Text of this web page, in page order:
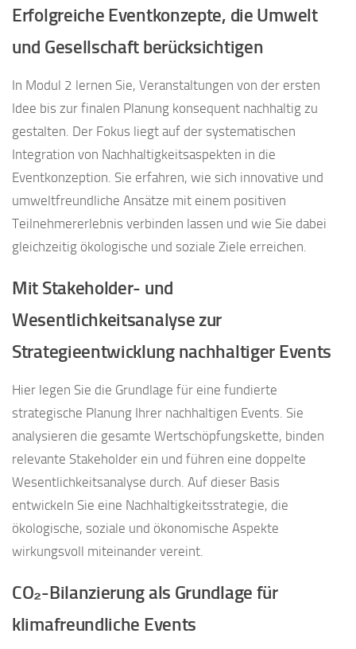
Erfolgreiche Eventkonzepte, die Umwelt
und Gesellschaft berücksichtigen
In Modul 2 lernen Sie, Veranstaltungen von der ersten
Idee bis zur finalen Planung konsequent nachhaltig zu
gestalten. Der Fokus liegt auf der systematischen
Integration von Nachhaltigkeitsaspekten in die
Eventkonzeption. Sie erfahren, wie sich innovative und
umweltfreundliche Ansätze mit einem positiven
Teilnehmererlebnis verbinden lassen und wie Sie dabei
gleichzeitig ökologische und soziale Ziele erreichen.
Mit Stakeholder- und
Wesentlichkeitsanalyse zur
Strategieentwicklung nachhaltiger Events
Hier legen Sie die Grundlage für eine fundierte
strategische Planung Ihrer nachhaltigen Events. Sie
analysieren die gesamte Wertschöpfungskette, binden
relevante Stakeholder ein und führen eine doppelte
Wesentlichkeitsanalyse durch. Auf dieser Basis
entwickeln Sie eine Nachhaltigkeitsstrategie, die
ökologische, soziale und ökonomische Aspekte
wirkungsvoll miteinander vereint.
CO₂-Bilanzierung als Grundlage für
klimafreundliche Events